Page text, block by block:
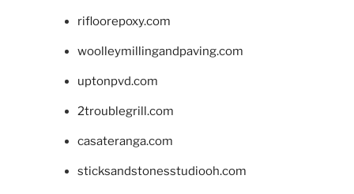
rifloorepoxy.com
woolleymillingandpaving.com
uptonpvd.com
2troublegrill.com
casateranga.com
sticksandstonesstudiooh.com